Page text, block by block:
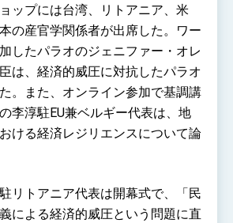
ップには台湾、リトアニア、米
の産官学関係者が出席した。ワー
したパラオのジェニファー・オレ
は、経済的威圧に対抗したパラオ
。また、オンライン参加で基調講
李淳駐EU兼ベルギー代表は、地
ける経済レジリエンスについて論
リトアニア代表は開幕式で、「民
による経済的威圧という問題に直